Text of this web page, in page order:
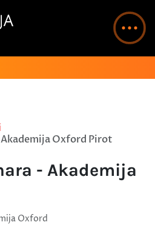
Oxford Pirot
- Akademija
Oxford